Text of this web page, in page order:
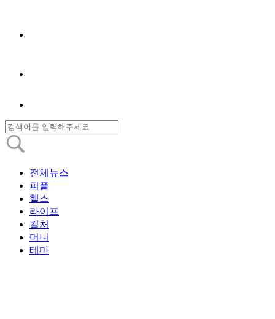
전체뉴스
피플
헬스
라이프
컬처
머니
테마